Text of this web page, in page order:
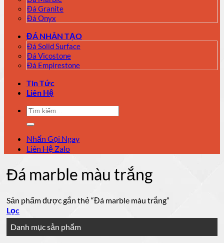
Đá Granite
Đá Onyx
ĐÁ NHÂN TẠO
Đá Solid Surface
Đá Vicostone
Đá Empirestone
Tin Tức
Liên Hệ
Tìm
kiếm:
Nhấn Gọi Ngay
Liên Hệ Zalo
Đá marble màu trắng
Sản phẩm được gắn thẻ “Đá marble màu trắng”
Lọc
Danh mục sản phẩm